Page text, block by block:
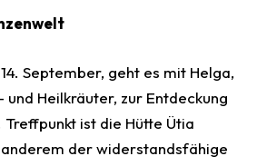
September, geht es mit Helga,
Heilkräuter, zur Entdeckung
ist die Hütte Ütia
anderem der widerstandsfähige